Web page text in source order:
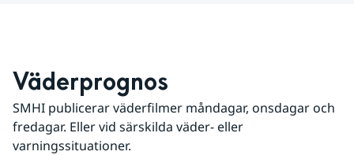
Väderprognos
SMHI publicerar väderfilmer måndagar, onsdagar och
fredagar. Eller vid särskilda väder- eller
varningssituationer.